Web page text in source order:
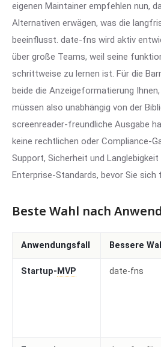
eigenen Maintainer empfehlen nun,
Alternativen erwägen, was die
beeinflusst. date-fns wird aktiv
über große Teams, weil seine
schrittweise zu lernen ist. Für die
beide die Anzeigeformatierung
müssen also unabhängig von der
screenreader-freundliche Ausgabe
keine rechtlichen oder Compliance-
Support, Sicherheit und Langlebigkeit
Enterprise-Standards, bevor Sie sich
Beste Wahl nach
Anwendungsfall Bessere
Startup-MVP date-fns